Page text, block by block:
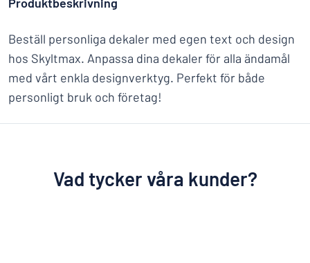
Beställ personliga dekaler med egen text och design
hos Skyltmax. Anpassa dina dekaler för alla ändamål
med vårt enkla designverktyg. Perfekt för både
personligt bruk och företag!
Vad tycker våra kunder?